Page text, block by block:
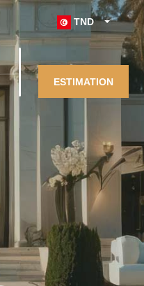
TND
ESTIMATION